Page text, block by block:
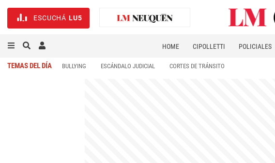
ESCUCHÁ LU5
HOME CIPOLLETTI POLICIALES
TEMAS DEL DÍA BULLYING ESCÁNDALO JUDICIAL CORTES DE TRÁNSITO